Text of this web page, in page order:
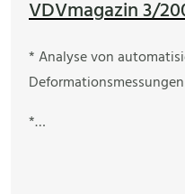
VDVmagazin 3/
* Analyse von
*…